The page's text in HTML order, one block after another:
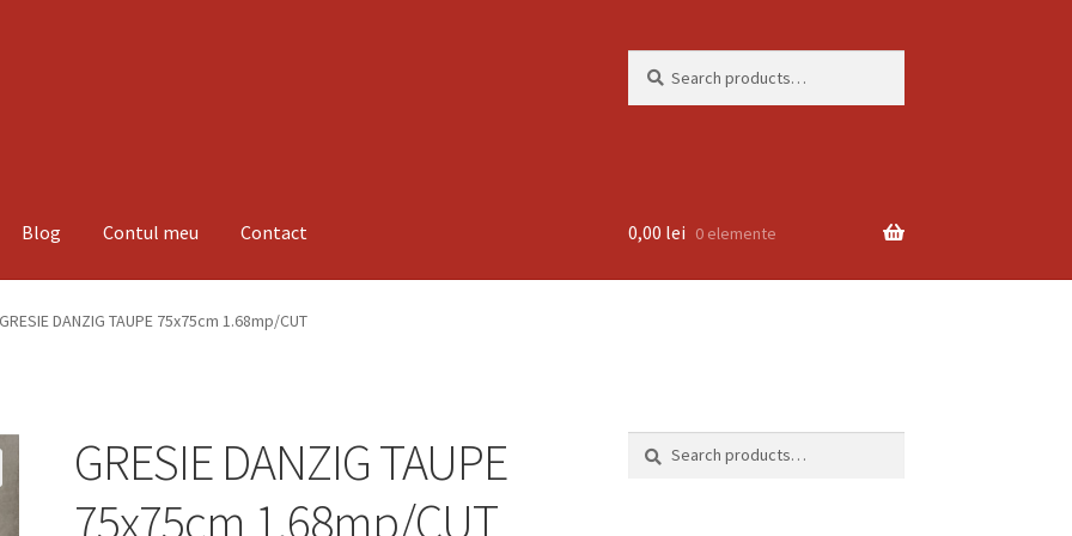
for:
Blog Contul meu Contact
Despre noiInformatiiMagazinPlată
0,00 lei 0 elemente
GRESIE DANZIG TAUPE 75x75cm 1.68mp/CUT
GRESIE DANZIG TAUPE
75x75cm 1.68mp/CUT
Search
Search